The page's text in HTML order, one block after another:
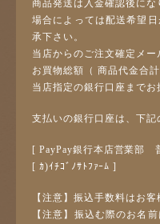
商品発送は入金確認後にな
場合によっては配送希望
承下さい。
当店からのご注文確定メー
お買物総額（ 商品代金合
当店指定の銀行口座までお
支払いの銀行口座は、下記
[ PayPay銀行本店営業部
[ ｶ)ｲﾁｺﾞﾉｻﾄﾌｧｰﾑ ]
【注意】振込手数料はお
【注意】振込む際のお名